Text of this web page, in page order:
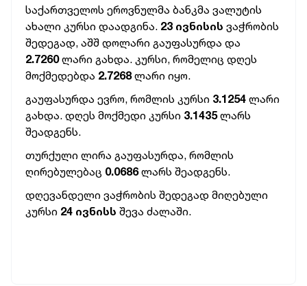
ᲘᲜᲢᲔᲠᲕᲘᲣ
ᲑᲘᲖᲜᲔᲡᲘ
ᲞᲐᲠᲚᲐᲛᲔᲜᲢᲘ
საქართველოს ეროვნულმა ბანკმა ვალუტის
ახალი კურსი დაადგინა. 23 ივნისის ვაჭრობის
შედეგად, აშშ დოლარი გაუფასურდა და
2.7260 ლარი გახდა. კურსი, რომელიც დღეს
მოქმედებდა 2.7268ლარი იყო.
გაუფასურდა ევრო, რომლის კურსი 3.1254 ლარი
გახდა. დღეს მოქმედი კურსი 3.1435ლარს
შეადგენს.
თურქული ლირა გაუფასურდა, რომლის
ღირებულებაც 0.0686ლარს შეადგენს.
დღევანდელი ვაჭრობის შედეგად მიღებული
კურსი 24 ივნისს შევა ძალაში.